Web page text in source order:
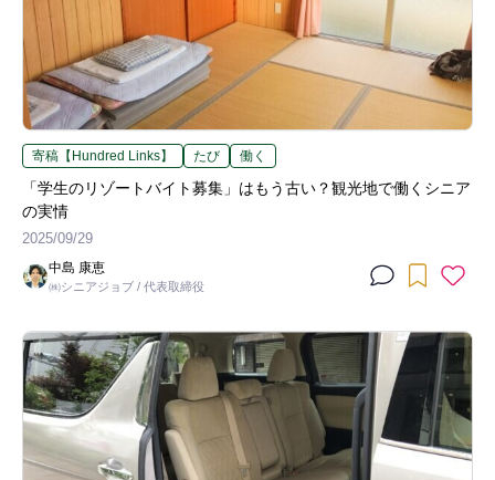
寄稿【Hundred Links】 たび 働く
「学生のリゾートバイト募集」はもう古い？観光地で働くシニア
の実情
2025/09/29
中島 康恵
㈱シニアジョブ / 代表取締役